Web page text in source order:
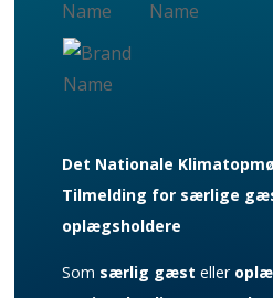
Det Nationale
Tilmelding for særlige
oplægsholdere
Som særlig gæst eller